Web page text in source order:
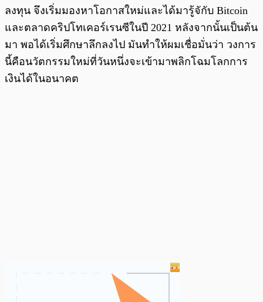
ลงทุน จึงเริ่มมองหาโอกาสใหม่และได้มารู้จักับ Bitcoin
และตลาดคริปโทเคอร์เรนซีในปี 2021 หลังจากนั้นเป็นต้น
มา พอได้เริ่มศึกษาลึกลงไป มันทำให้ผมเชื่อมั่นว่า วงการ
นี้คือนวัตกรรมใหม่ที่วันหนึ่งจะเข้ามาพลิกโฉมโลกการ
เงินได้ในอนาคต